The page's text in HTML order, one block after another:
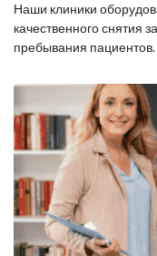
Наши клиники
качественного снятия
пребывания пациентов.